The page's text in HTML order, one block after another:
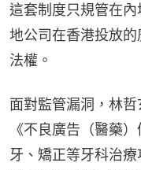
這套制度只規管在
地公司在香港投放
法權。
面對監管漏洞，林
《不良廣告（醫藥
牙、矯正等牙科治